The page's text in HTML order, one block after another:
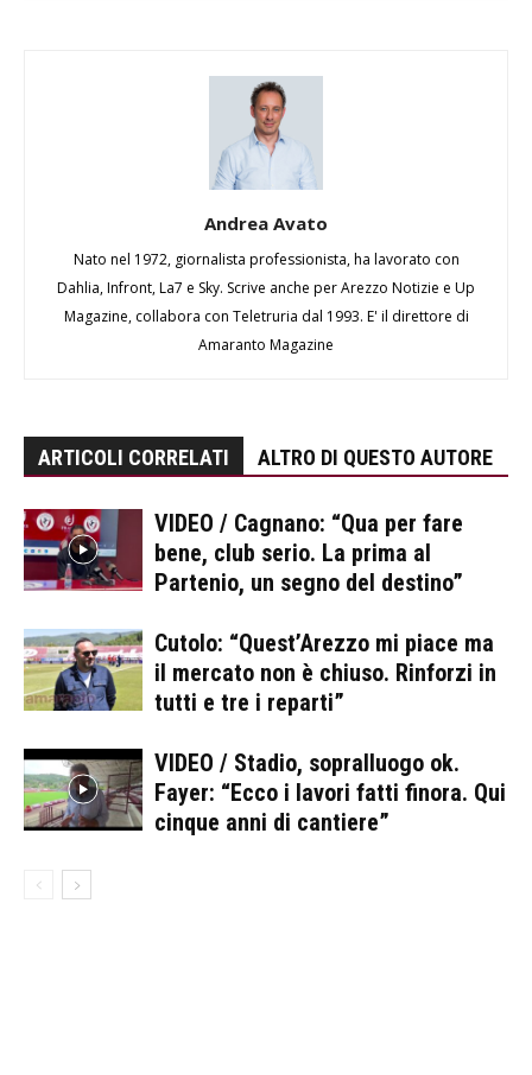
Andrea Avato
Nato nel 1972, giornalista professionista, ha lavorato con
Dahlia, Infront, La7 e Sky. Scrive anche per Arezzo Notizie e Up
Magazine, collabora con Teletruria dal 1993. E' il direttore di
Amaranto Magazine
ARTICOLI CORRELATI ALTRO DI QUESTO AUTORE
VIDEO / Cagnano: “Qua per fare
bene, club serio. La prima al
Partenio, un segno del destino”
Cutolo: “Quest’Arezzo mi piace ma
il mercato non è chiuso. Rinforzi in
tutti e tre i reparti”
VIDEO / Stadio, sopralluogo ok.
Fayer: “Ecco i lavori fatti finora. Qui
cinque anni di cantiere”